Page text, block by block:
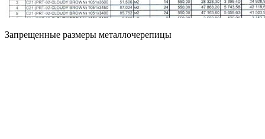
Запрещенные размеры металлочерепицы